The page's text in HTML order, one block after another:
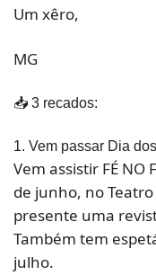
Um xêro,
MG
📥 3 recados:
1. Vem passar Dia
Vem assistir FÉ NO
de junho, no
presente uma
Também tem
julho.